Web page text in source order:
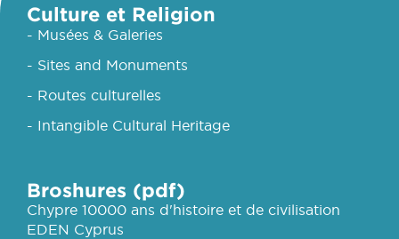
Culture et Religion
- Musées & Galeries
- Sites and Monuments
- Routes culturelles
- Intangible Cultural Heritage
Broshures (pdf)
Chypre 10000 ans d'histoire et de civilisation
EDEN Cyprus